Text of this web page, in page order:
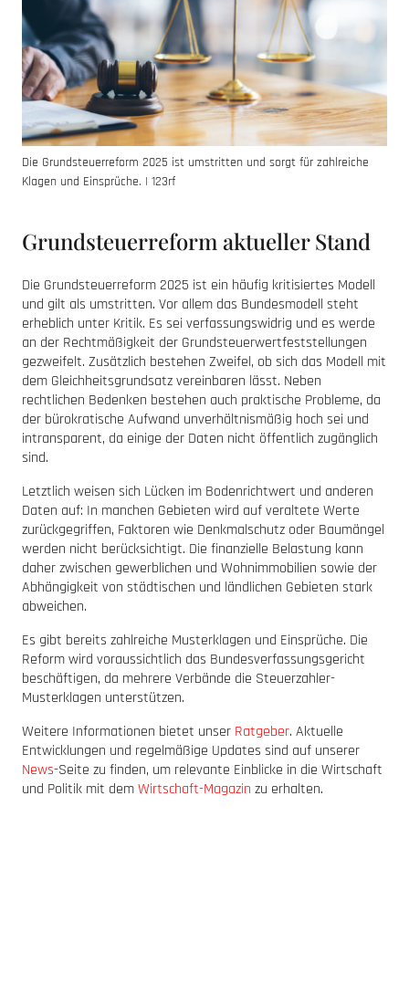
Die Grundsteuerreform 2025 ist umstritten und sorgt für zahlreiche
Klagen und Einsprüche. | 123rf
Grundsteuerreform aktueller Stand
Die Grundsteuerreform 2025 ist ein häufig kritisiertes Modell
und gilt als umstritten. Vor allem das Bundesmodell steht
erheblich unter Kritik. Es sei verfassungswidrig und es werde
an der Rechtmäßigkeit der Grundsteuerwertfeststellungen
gezweifelt. Zusätzlich bestehen Zweifel, ob sich das Modell mit
dem Gleichheitsgrundsatz vereinbaren lässt. Neben
rechtlichen Bedenken bestehen auch praktische Probleme, da
der bürokratische Aufwand unverhältnismäßig hoch sei und
intransparent, da einige der Daten nicht öffentlich zugänglich
sind.
Letztlich weisen sich Lücken im Bodenrichtwert und anderen
Daten auf: In manchen Gebieten wird auf veraltete Werte
zurückgegriffen, Faktoren wie Denkmalschutz oder Baumängel
werden nicht berücksichtigt. Die finanzielle Belastung kann
daher zwischen gewerblichen und Wohnimmobilien sowie der
Abhängigkeit von städtischen und ländlichen Gebieten stark
abweichen.
Es gibt bereits zahlreiche Musterklagen und Einsprüche. Die
Reform wird voraussichtlich das Bundesverfassungsgericht
beschäftigen, da mehrere Verbände die Steuerzahler-
Musterklagen unterstützen.
Weitere Informationen bietet unser Ratgeber. Aktuelle
Entwicklungen und regelmäßige Updates sind auf unserer
News-Seite zu finden, um relevante Einblicke in die Wirtschaft
und Politik mit demWirtschaft-Magazin zu erhalten.